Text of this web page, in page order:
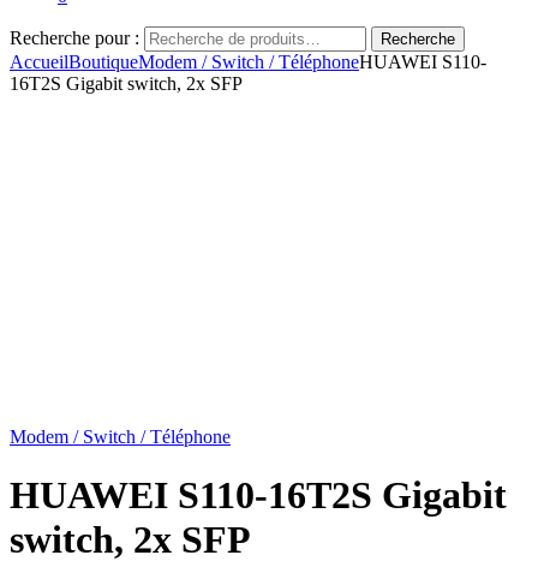
Recherche pour : Recherche
AccueilBoutiqueModem / Switch / TéléphoneHUAWEI S110-
16T2S Gigabit switch, 2x SFP
Modem / Switch / Téléphone
HUAWEI S110-16T2S Gigabit
switch, 2x SFP